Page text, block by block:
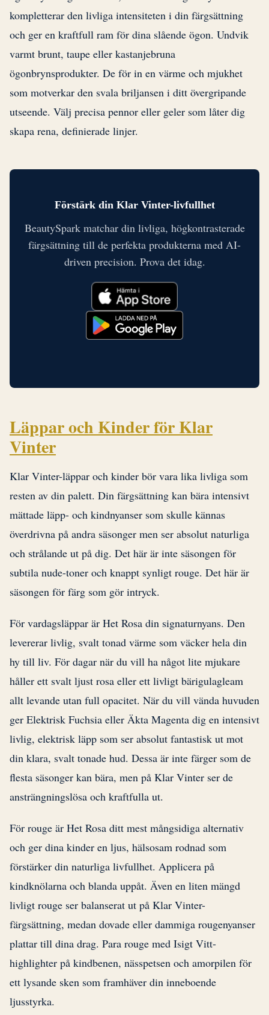
kompletterar den livliga intensiteten i din färgsättning
och ger en kraftfull ram för dina slående ögon. Undvik
varmt brunt, taupe eller kastanjebruna
ögonbrynsprodukter. De för in en värme och mjukhet
som motverkar den svala briljansen i ditt övergripande
utseende. Välj precisa pennor eller geler som låter dig
skapa rena, definierade linjer.
Förstärk din Klar Vinter-livfullhet
BeautySpark matchar din livliga, högkontrasterade
färgsättning till de perfekta produkterna med AI-
driven precision. Prova det idag.
Läppar och Kinder för Klar
Vinter
Klar Vinter-läppar och kinder bör vara lika livliga som
resten av din palett. Din färgsättning kan bära intensivt
mättade läpp- och kindnyanser som skulle kännas
överdrivna på andra säsonger men ser absolut naturliga
och strålande ut på dig. Det här är inte säsongen för
subtila nude-toner och knappt synligt rouge. Det här är
säsongen för färg som gör intryck.
För vardagsläppar är Het Rosa din signaturnyans. Den
levererar livlig, svalt tonad värme som väcker hela din
hy till liv. För dagar när du vill ha något lite mjukare
håller ett svalt ljust rosa eller ett livligt bärigulagleam
allt levande utan full opacitet. När du vill vända huvuden
ger Elektrisk Fuchsia eller Äkta Magenta dig en intensivt
livlig, elektrisk läpp som ser absolut fantastisk ut mot
din klara, svalt tonade hud. Dessa är inte färger som de
flesta säsonger kan bära, men på Klar Vinter ser de
ansträngningslösa och kraftfulla ut.
För rouge är Het Rosa ditt mest mångsidiga alternativ
och ger dina kinder en ljus, hälsosam rodnad som
förstärker din naturliga livfullhet. Applicera på
kindknölarna och blanda uppåt. Även en liten mängd
livligt rouge ser balanserat ut på Klar Vinter-
färgsättning, medan dovade eller dammiga rougenyanser
plattar till dina drag. Para rouge med Isigt Vitt-
highlighter på kindbenen, nässpetsen och amorpilen för
ett lysande sken som framhäver din inneboende
ljusstyrka.